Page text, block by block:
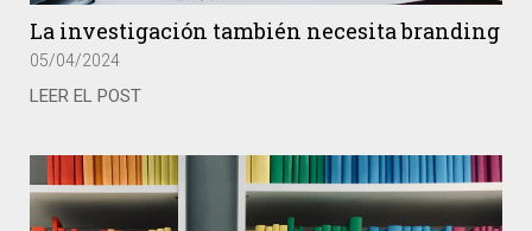
La investigación también necesita branding
05/04/2024
LEER EL POST